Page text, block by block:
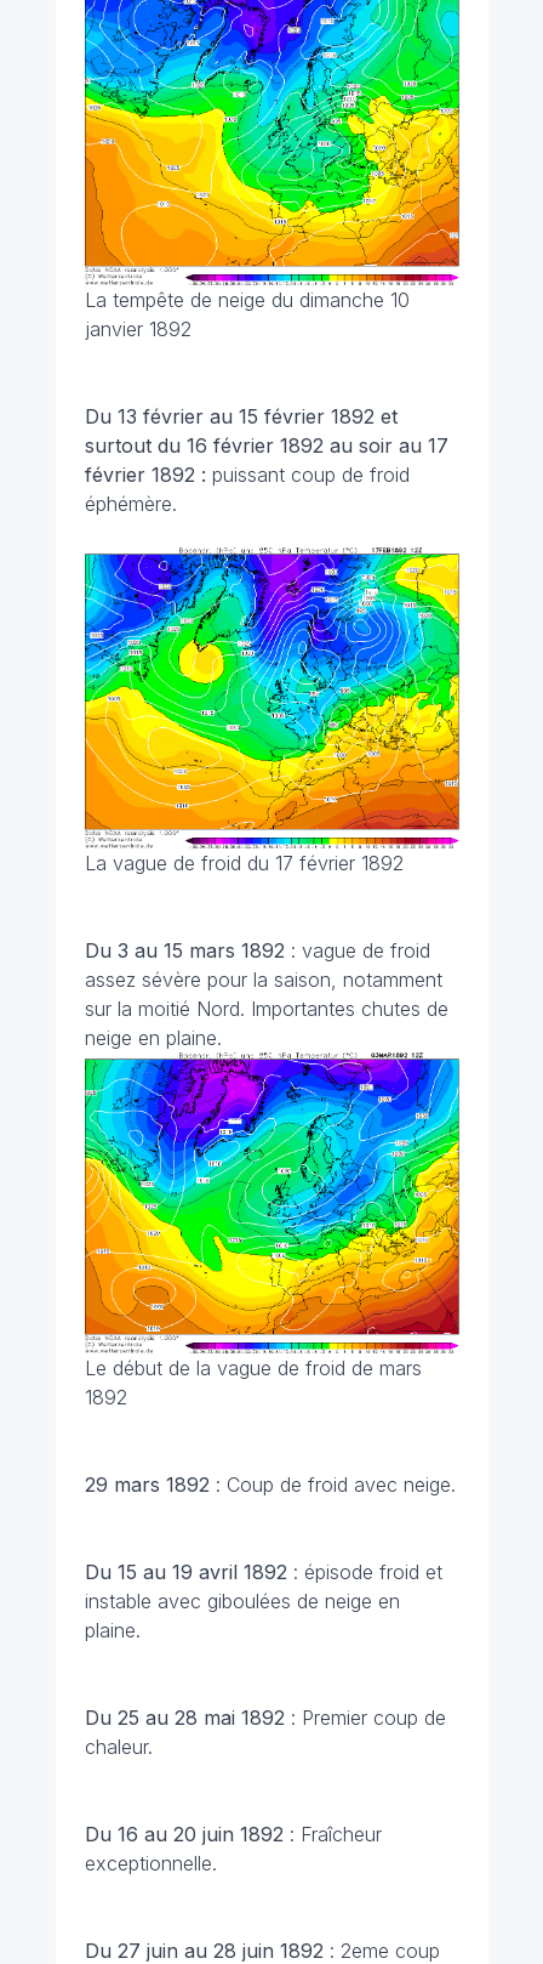
La tempête de neige du dimanche 10
janvier 1892
Du 13 février au 15 février 1892 et
surtout du 16 février 1892 au soir au 17
février 1892 : puissant coup de froid
éphémère.
La vague de froid du 17 février 1892
Du 3 au 15 mars 1892 : vague de froid
assez sévère pour la saison, notamment
sur la moitié Nord. Importantes chutes de
neige en plaine.
Le début de la vague de froid de mars
1892
29 mars 1892 : Coup de froid avec neige.
Du 15 au 19 avril 1892 : épisode froid et
instable avec giboulées de neige en
plaine.
Du 25 au 28 mai 1892 : Premier coup de
chaleur.
Du 16 au 20 juin 1892 : Fraîcheur
exceptionnelle.
Du 27 juin au 28 juin 1892 : 2eme coup